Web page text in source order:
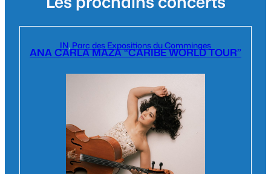
IN, Parc des Expositions du Comminges
ANA CARLA MAZA “CARIBE WORLD TOUR”